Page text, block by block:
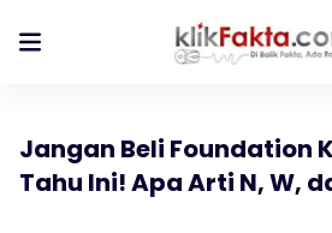
Jangan Beli Foundation
Tahu Ini! Apa Arti N, W,